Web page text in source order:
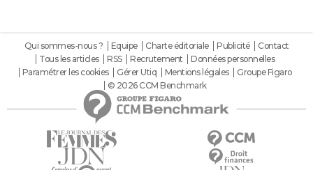
Qui sommes-nous ? Equipe Charte éditoriale Publicité
Contact
Tous les articles
RSS Recrutement
Données personnelles
Paramétrer les cookies
Gérer Utiq Mentions légales
Groupe Figaro
© 2026 CCM Benchmark